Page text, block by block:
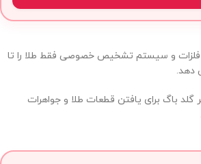
و سیستم تشخیص خصوصی فقط طلا را تا
باگ برای یافتن قطعات طلا و جواهرات